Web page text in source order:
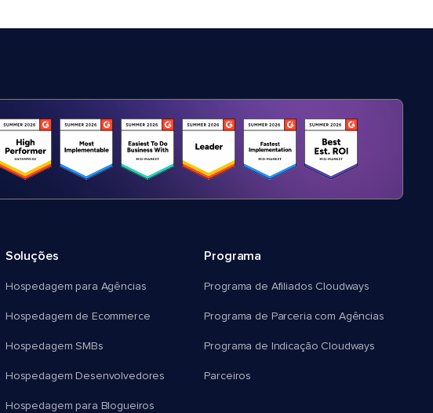
Soluções
Hospedagem para Agências
Hospedagem de Ecommerce
Hospedagem SMBs
Hospedagem Desenvolvedores
Hospedagem para Blogueiros
Programa
Programa de Afiliados Cloudways
Programa de Parceria com Agências
Programa de Indicação Cloudways
Parceiros